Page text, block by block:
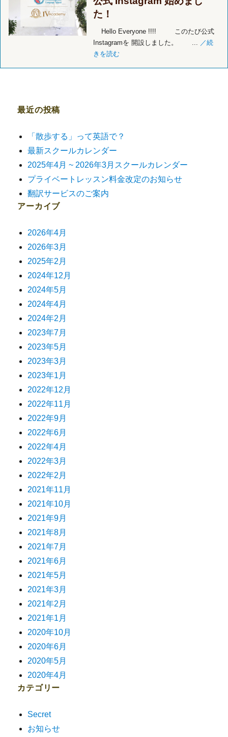
た！
Hello Everyone !!!! このたび公式
Instagramを 開設しました。 ... ／続
きを読む
最近の投稿
「散歩する」って英語で？
最新スクールカレンダー
2025年4月 ~ 2026年3月スクールカレンダー
プライベートレッスン料金改定のお知らせ
翻訳サービスのご案内
アーカイブ
2026年4月
2026年3月
2025年2月
2024年12月
2024年5月
2024年4月
2024年2月
2023年7月
2023年5月
2023年3月
2023年1月
2022年12月
2022年11月
2022年9月
2022年6月
2022年4月
2022年3月
2022年2月
2021年11月
2021年10月
2021年9月
2021年8月
2021年7月
2021年6月
2021年5月
2021年3月
2021年2月
2021年1月
2020年10月
2020年6月
2020年5月
2020年4月
カテゴリー
Secret
お知らせ